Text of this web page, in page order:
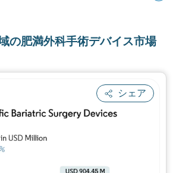
の肥満外科手術デバイス市場
シェア